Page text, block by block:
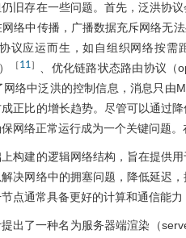
旧存在一些问题。首先，泛洪协
络中传播，广播数据充斥网络无
议应运而生，如自组织网络按
［11］
、优化链路状态路由协议
络中泛洪的控制信息，消息只
正比的增长趋势。尽管可以通过
网络正常运行成为一个关键问题
构建的逻辑网络结构，旨在提供
决网络中的拥塞问题，降低延迟
点通常具备更好的计算和通信能
出了一种名为服务器端渲染（